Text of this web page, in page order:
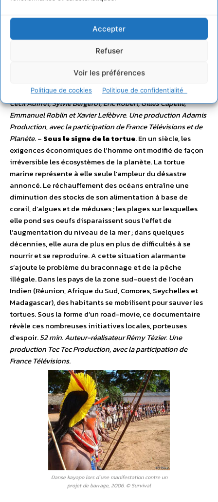
Accepter
Refuser
Voir les préférences
Politique de cookies Politique de confidentialité
les inquiétudes mais aussi les espoirs des premières
victimes du réchauffement climatique. L’occasion de
découvrir, en Norvège, en Grèce, en Namibie, dans le
Sultanat d’Oman et en Mongolie, des initiatives
étonnantes et de rendre hommage aux pionniers d’un
combat qui doit devenir universel.
Nadège Demanée et Laurence Ubrich. Réalisation Jérôme-
Cécil Auffret, Sylvie Bergerot, Eric Robert, Gilles Capelle,
Emmanuel Roblin et Xavier Lefèbvre. Une production Adamis
Production, avec la participation de France Télévisions et de
Planète. – Sous le signe de la tortue. En un siècle, les
exigences économiques de l’homme ont modifié de façon
irréversible les écosystèmes de la planète. La tortue
marine représente à elle seule l’ampleur du désastre
annoncé. Le réchauffement des océans entraîne une
diminution des stocks de son alimentation à base de
corail, d’algues et de méduses ; les plages sur lesquelles
elle pond ses oeufs disparaissent sous l’effet de
l’augmentation du niveau de la mer ; dans quelques
décennies, elle aura de plus en plus de difficultés à se
nourrir et se reproduire. A cette situation alarmante
s’ajoute le problème du braconnage et de la pêche
illégale. Dans les pays de la zone sud-ouest de l’océan
Indien (Réunion, Afrique du Sud, Comores, Seychelles et
Madagascar), des habitants se mobilisent pour sauver les
tortues. Sous la forme d’un road-movie, ce documentaire
révèle ces nombreuses initiatives locales, porteuses
d’espoir.52 min. Auteur-réalisateur Rémy Tézier. Une
production Tec Tec Production, avec la participation de
France Télévisions.
Danse kayapo lors d’une manifestation contre un
projet de barrage, 2006. © Survival